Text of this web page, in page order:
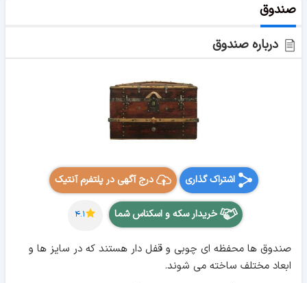
صندوق
درباره صندوق
اشتراک گذاری درج آگهی در پلتفرم آنتیک
خریدار سکه و اسکناس شما ۴.۱
صندوق ها محفظه ای چوبی و قفل دار هستند که در سایز ها و
ابعاد مختلف ساخته می شوند.